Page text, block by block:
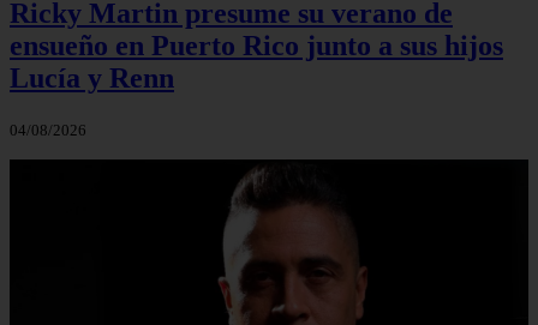
Ricky Martin presume su verano de
ensueño en Puerto Rico junto a sus hijos
Lucía y Renn
04/08/2026